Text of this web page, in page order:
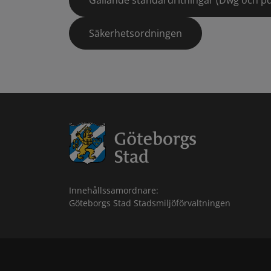
Säkerhetsordningen
Innehållssamordnare:
Göteborgs Stad Stadsmiljöförvaltningen